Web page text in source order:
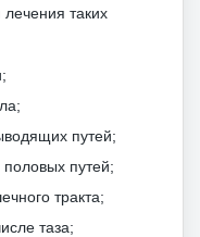
таких
путей;
путей;
тракта;
таза;